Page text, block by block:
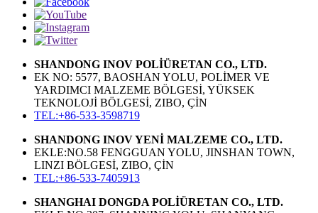
SHANDONG INOV POLİÜRETAN CO., LTD.
EK NO: 5577, BAOSHAN YOLU, POLİMER VE
YARDIMCI MALZEME BÖLGESİ, YÜKSEK
TEKNOLOJİ BÖLGESİ, ZIBO, ÇİN
TEL:+86-533-3598719
SHANDONG INOV YENİ MALZEME CO., LTD.
EKLE:NO.58 FENGGUAN YOLU, JINSHAN TOWN,
LINZI BÖLGESİ, ZIBO, ÇİN
TEL:+86-533-7405913
SHANGHAI DONGDA POLİÜRETAN CO., LTD.